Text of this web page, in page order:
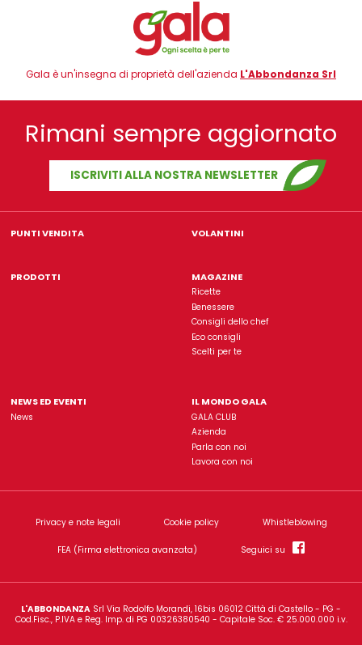
Gala è un'insegna di proprietà dell'azienda
Rimani sempre